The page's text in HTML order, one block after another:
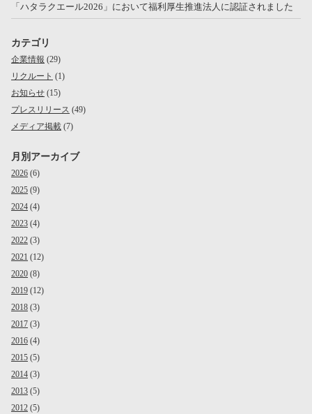
「ハタラクエール2026」において福利厚生推進法人に認証されました
カテゴリ
企業情報 (29)
リクルート (1)
お知らせ (15)
プレスリリース (49)
メディア掲載 (7)
月別アーカイブ
2026 (6)
2025 (9)
2024 (4)
2023 (4)
2022 (3)
2021 (12)
2020 (8)
2019 (12)
2018 (3)
2017 (3)
2016 (4)
2015 (5)
2014 (3)
2013 (5)
2012 (5)